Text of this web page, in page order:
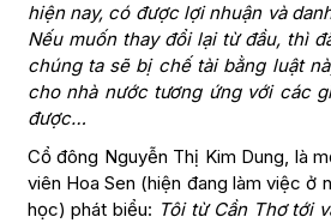
hiện nay, có được lợi nhuận và
Nếu muốn thay đổi lại từ đầu, thì
chúng ta sẽ bị chế tài bằng luật
cho nhà nước tương ứng với các
được…
Cổ đông Nguyễn Thị Kim Dung, là
viên Hoa Sen (hiện đang làm việc ở
học) phát biểu: Tôi từ Cần Thơ tới